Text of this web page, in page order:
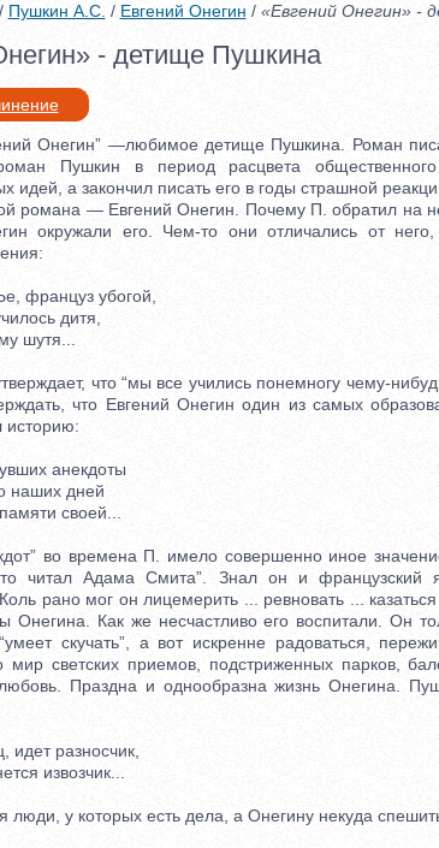
/ Пушкин А.С. / Евгений Онегин / «Евгений Онегин» -
- детище Пушкина
Онегин” —любимое детище Пушкина. Роман
Пушкин в период расцвета
идей, а закончил писать его в годы страшной
романа — Евгений Онегин. Почему П. обратил на
окружали его. Чем-то они отличались от
француз убогой,
дитя,
шутя...
что “мы все учились понемногу чему-
что Евгений Онегин один из самых
историю:
анекдоты
наших дней
своей...
во времена П. имело совершенно иное
читал Адама Смита”. Знал он и
рано мог он лицемерить ... ревновать ...
Онегина. Как же несчастливо его воспитали. Он
скучать”, а вот искренне радоваться,
светских приемов, подстриженных парков,
Праздна и однообразна жизнь Онегина.
идет разносчик,
извозчик...
у которых есть дела, а Онегину некуда